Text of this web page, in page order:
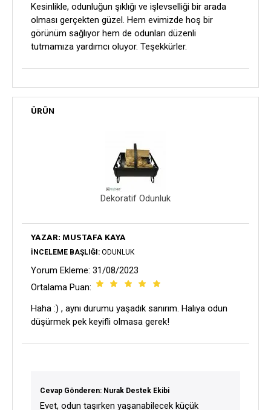
Kesinlikle, odunluğun şıklığı ve işlevselliği bir arada
olması gerçekten güzel. Hem evimizde hoş bir
görünüm sağlıyor hem de odunları düzenli
tutmamıza yardımcı oluyor. Teşekkürler.
ÜRÜN
Dekoratif Odunluk
YAZAR: MUSTAFA KAYA
İNCELEME BAŞLIĞI: ODUNLUK
Yorum Ekleme: 31/08/2023
Ortalama Puan:
Haha :) , aynı durumu yaşadık sanırım. Halıya odun
düşürmek pek keyifli olmasa gerek!
Cevap Gönderen: Nurak Destek Ekibi
Evet, odun taşırken yaşanabilecek küçük